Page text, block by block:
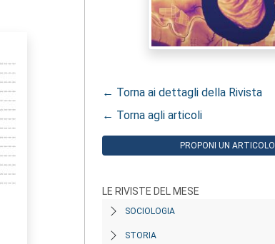
← Torna ai dettagli della Rivista
← Torna agli articoli
PROPONI UN ARTICOLO
LE RIVISTE DEL MESE
SOCIOLOGIA
STORIA